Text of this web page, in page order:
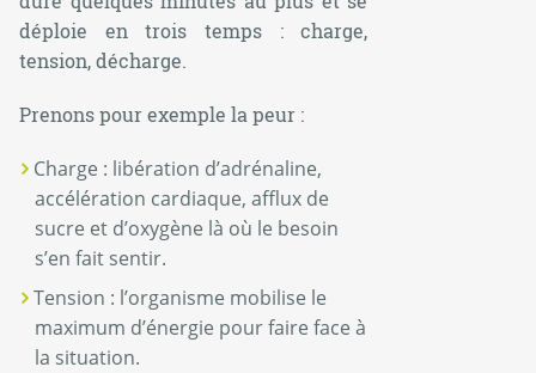
déploie en trois temps : charge,
tension, décharge.
Prenons pour exemple la peur :
Charge : libération d’adrénaline,
accélération cardiaque, afflux de
sucre et d’oxygène là où le besoin
s’en fait sentir.
Tension : l’organisme mobilise le
maximum d’énergie pour faire face à
la situation.